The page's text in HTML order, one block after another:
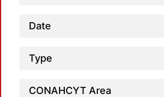
Date
Type
CONAHCYT Area